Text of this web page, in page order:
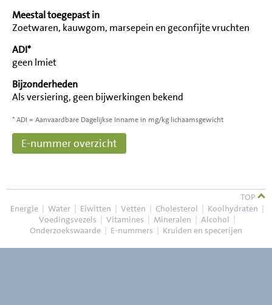
Meestal toegepast in
Zoetwaren, kauwgom, marsepein en geconfijte vruchten
ADI*
geen lmiet
Bijzonderheden
Als versiering, geen bijwerkingen bekend
* ADI = Aanvaardbare Dagelijkse Inname in mg/kg lichaamsgewicht
E-nummer overzicht
TOP
Energie | Water | Eiwitten | Vetten | Cholesterol | Koolhydraten |
Voedingsvezels | Vitamines | Mineralen | Alcohol |
Onderzoekswaarde | E-nummers | Kruiden en specerijen